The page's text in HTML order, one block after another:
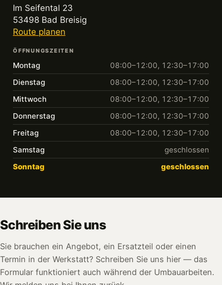
Im Seifental 23
53498 Bad Breisig
Route planen
ÖFFNUNGSZEITEN
Montag
08:00–12:00, 12:30–17:00
Dienstag
08:00–12:00, 12:30–17:00
Mittwoch
08:00–12:00, 12:30–17:00
Donnerstag
08:00–12:00, 12:30–17:00
Freitag
08:00–12:00, 12:30–17:00
Samstag
geschlossen
Sonntag
geschlossen
Schreiben Sie uns
Sie brauchen ein Angebot, ein Ersatzteil oder einen
Termin in der Werkstatt? Schreiben Sie uns hier — das
Formular funktioniert auch während der Umbauarbeiten.